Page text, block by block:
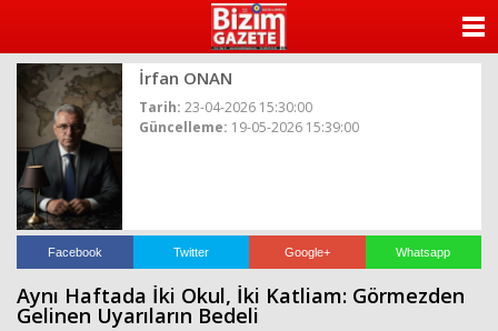
İrfan ONAN
Tarih: 23-04-2026 15:30:00
Güncelleme: 19-05-2026 15:39:00
Facebook Twitter Google+ Whatsapp
Aynı Haftada İki Okul, İki Katliam: Görmezden
Gelinen Uyarıların Bedeli
YAZARLAR
VİDEO GALERİ